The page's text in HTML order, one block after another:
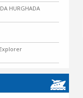
DA HURGHADA